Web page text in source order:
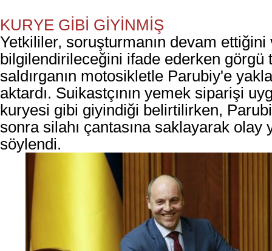
KURYE GİBİ GİYİNMİŞ
Yetkililer, soruşturmanın devam
bilgilendirileceğini ifade ederken görgü
saldırganın motosikletle Parubiy'e
aktardı. Suikastçının yemek siparişi
kuryesi gibi giyindiği belirtilirken,
sonra silahı çantasına saklayarak olay
söylendi.